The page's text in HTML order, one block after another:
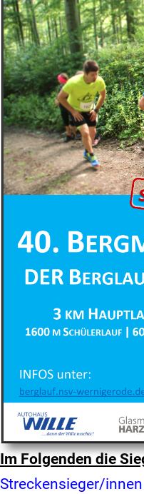
Im Folgenden die
Streckensieger/